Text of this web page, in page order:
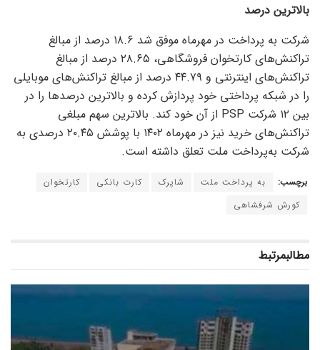
بالاترین درصد
شرکت به پرداخت در مهرماه موفق شد ۱۸.۶ درصد از مبالغ
تراکنش‌های کارتخوان فروشگاهی، ۲۸.۶۵ درصد از مبالغ
تراکنش‌های اینترنتی و ۴۴.۷۹ درصد از مبالغ تراکنش‌های موبایلی
را در شبکه پرداختی خود پردازش کرده و بالاترین درصد‌ها را در
بین ۱۲ شرکت PSP از آن خود کند. بالاترین سهم مبلغی
تراکنش‌های خرید نیز در مهرماه ۱۴۰۲ با پوشش ۲۰.۴۵ درصدی به
شرکت به‌پرداخت ملت تعلق داشته است.
برچسب: به پرداخت ملت شاپرک کارت بانکی
کارتخوان
کورش شرفشاهی
مطالبمرتبط